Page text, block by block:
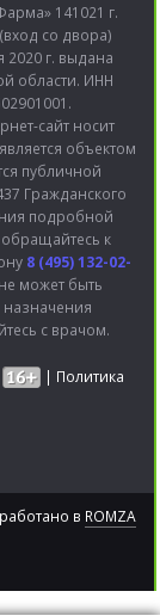
141021 г.
со двора)
г. выдана
области. ИНН
сайт носит
объектом
публичной
Гражданского
подробной
к
8 (495) 132-02-
может быть
назначения
с врачом.
| Политика
в ROMZA